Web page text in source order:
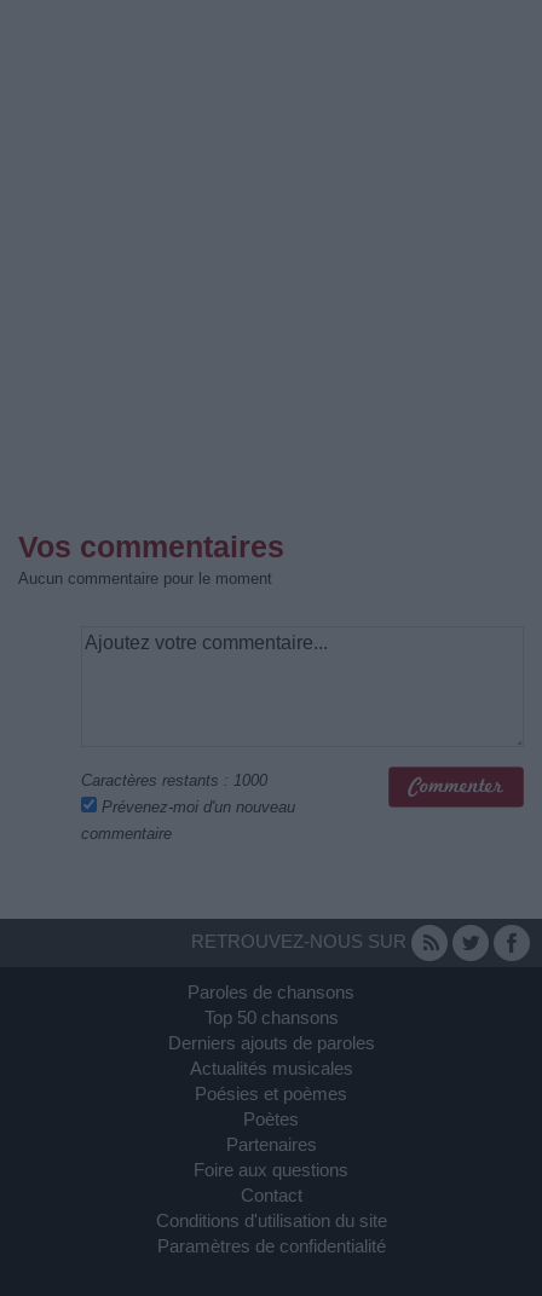
Vos commentaires
Aucun commentaire pour le moment
Caractères restants : 1000
Prévenez-moi d'un nouveau
commentaire
RETROUVEZ-NOUS SUR
Paroles de chansons
Top 50 chansons
Derniers ajouts de paroles
Actualités musicales
Poésies et poèmes
Poètes
Partenaires
Foire aux questions
Contact
Conditions d'utilisation du site
Paramètres de confidentialité